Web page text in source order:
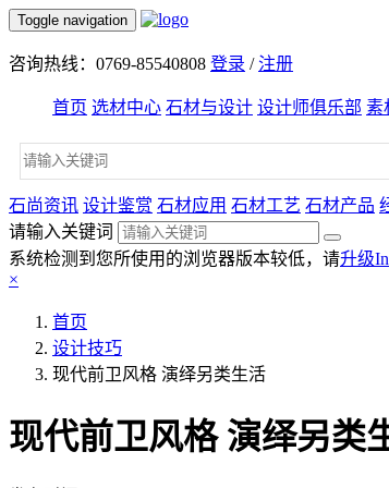
Toggle navigation
咨询热线：0769-85540808 登录 /注册
首页 选材中心 石材与设计 设计师俱乐部 素
石尚资讯 设计鉴赏 石材应用 石材工艺 石材产品
请输入关键词
系统检测到您所使用的浏览器版本较低，请升级
×
首页
设计技巧
现代前卫风格 演绎另类生活
现代前卫风格 演绎另类